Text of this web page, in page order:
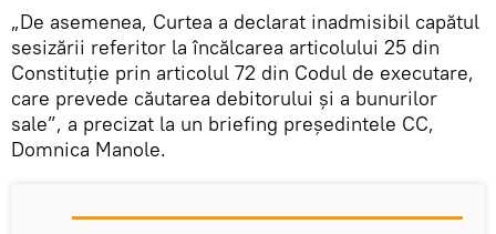
„De asemenea, Curtea a declarat inadmisibil capătul
sesizării referitor la încălcarea articolului 25 din
Constituție prin articolul 72 din Codul de executare,
care prevede căutarea debitorului și a bunurilor
sale”, a precizat la un briefing președintele CC,
Domnica Manole.